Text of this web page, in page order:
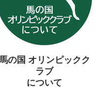
の国 オリンピックク
ラブ
について